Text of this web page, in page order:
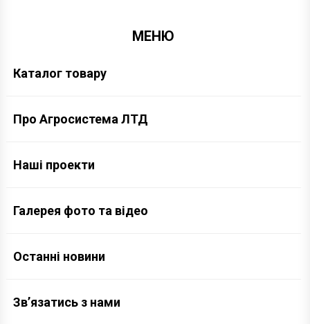
МЕНЮ
Каталог товару
Про Агросистема ЛТД
Наші проекти
Галерея фото та відео
Останні новини
Зв’язатись з нами